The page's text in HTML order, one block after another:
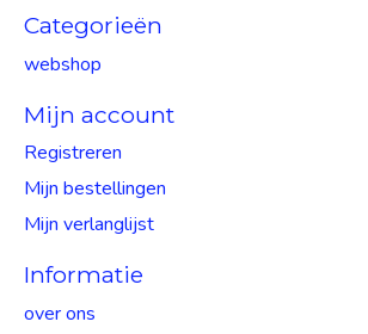
Categorieën
webshop
Mijn account
Registreren
Mijn bestellingen
Mijn verlanglijst
Informatie
over ons